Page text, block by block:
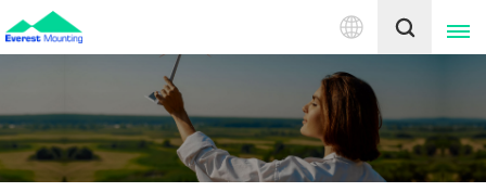
中
English
中文